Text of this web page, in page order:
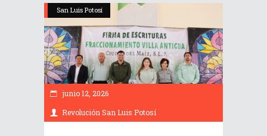
San Luis Potosí
junio 12, 2026
Revolución San Luis Potosí